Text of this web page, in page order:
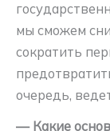
мы сможем
сократить
очередь,
— Какие